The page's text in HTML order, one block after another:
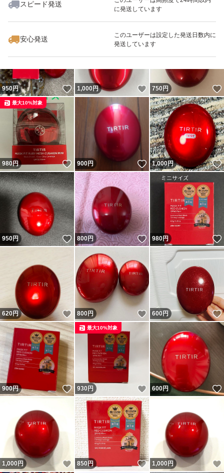
スピード発送
に発送しています
安心発送
このユーザーは設定した発送日数内に
発送しています
いいね！
660
950円 いいね！
1,000円 いいね！
750円
980円 いいね！
最大10%対象
900円 いいね！
1,000円
950円 いいね！
800円 いいね！
980円
620円 いいね！
800円 いいね！
600円
900円 いいね！
930 円 いいね！
最大10%対象
600円
1,000円 いいね！
850円 いいね！
1,000円